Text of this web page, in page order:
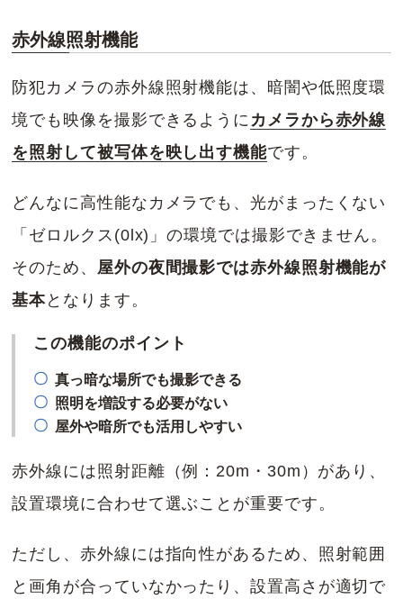
赤外線照射機能
防犯カメラの赤外線照射機能は、暗闇や低照度環
境でも映像を撮影できるように カメラから赤外線
を照射して被写体を映し出す機能です。
どんなに高性能なカメラでも、光がまったくない
「ゼロルクス(0lx)」の環境では撮影できません。
そのため、 屋外の夜間撮影では赤外線照射機能が
基本となります。
この機能のポイント
真っ暗な場所でも撮影できる
照明を増設する必要がない
屋外や暗所でも活用しやすい
赤外線には照射距離（例：20m・30m）があり、
設置環境に合わせて選ぶことが重要です。
ただし、赤外線には指向性があるため、照射範囲
と画角が合っていなかったり、設置高さが適切で